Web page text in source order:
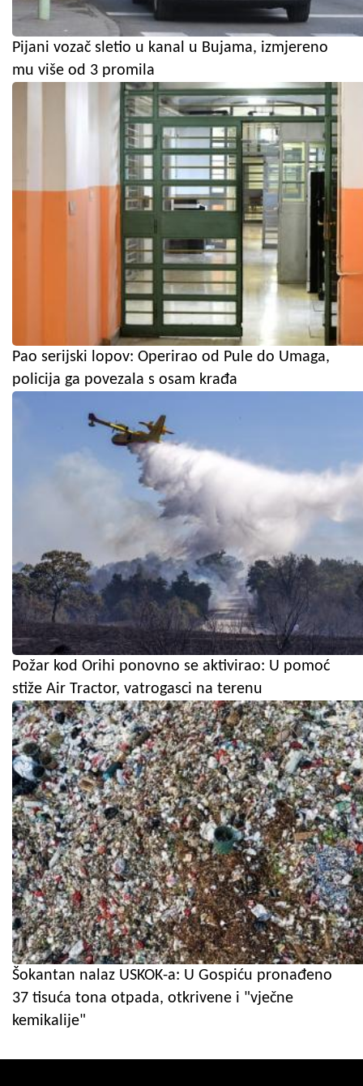
Pijani vozač sletio u kanal u Bujama, izmjereno
mu više od 3 promila
Pao serijski lopov: Operirao od Pule do Umaga,
policija ga povezala s osam krađa
Požar kod Orihi ponovno se aktivirao: U pomoć
stiže Air Tractor, vatrogasci na terenu
Šokantan nalaz USKOK-a: U Gospiću pronađeno
37 tisuća tona otpada, otkrivene i "vječne
kemikalije"